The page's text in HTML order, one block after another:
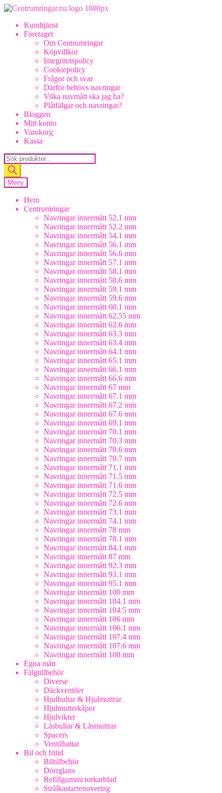
Hoppa
navigering
Hoppa
innehållKundtjänst
Företaget
Om Centrumringar
Köpvillkor
Integritetspolicy
Cookiepolicy
Frågor och svar
Därför behövs navringar
Vilka navmått ska jag ha?
Plåtfälgar och navringar?
Bloggen
Mitt konto
Varukorg
Kassa
Products
search
Meny
Hem
Centrumringar
Navringar innermått 52.1 mm
Navringar innermått 52.2 mm
Navringar innermått 54.1 mm
Navringar innermått 56.1 mm
Navringar innermått 56.6 mm
Navringar innermått 57.1 mm
Navringar innermått 58.1 mm
Navringar innermått 58.6 mm
Navringar innermått 59.1 mm
Navringar innermått 59.6 mm
Navringar innermått 60.1 mm
Navringar innermått 62.55 mm
Navringar innermått 62.6 mm
Navringar innermått 63.3 mm
Navringar innermått 63.4 mm
Navringar innermått 64.1 mm
Navringar innermått 65.1 mm
Navringar innermått 66.1 mm
Navringar innermått 66.6 mm
Navringar innermått 67 mm
Navringar innermått 67.1 mm
Navringar innermått 67.2 mm
Navringar innermått 67.6 mm
Navringar innermått 69.1 mm
Navringar innermått 70.1 mm
Navringar innermått 70.3 mm
Navringar innermått 70.6 mm
Navringar innermått 70.7 mm
Navringar innermått 71.1 mm
Navringar innermått 71.5 mm
Navringar innermått 71.6 mm
Navringar innermått 72.5 mm
Navringar innermått 72.6 mm
Navringar innermått 73.1 mm
Navringar innermått 74.1 mm
Navringar innermått 78 mm
Navringar innermått 78.1 mm
Navringar innermått 84.1 mm
Navringar innermått 87 mm
Navringar innermått 92.3 mm
Navringar innermått 93.1 mm
Navringar innermått 95.1 mm
Navringar innermått 100 mm
Navringar innermått 104.1 mm
Navringar innermått 104.5 mm
Navringar innermått 106 mm
Navringar innermått 106.1 mm
Navringar innermått 107.4 mm
Navringar innermått 107.6 mm
Navringar innermått 108 mm
Egna mått
Fälgtillbehör
Diverse
Däckventiler
Hjulbultar & Hjulmuttrar
Hjulmutterkåpor
Hjulvikter
Låsbultar & Låsmuttrar
Spacers
Ventilhattar
Bil och fritid
Biltillbehör
Dörrglans
Refillgummi torkarblad
Strålkastarrenovering